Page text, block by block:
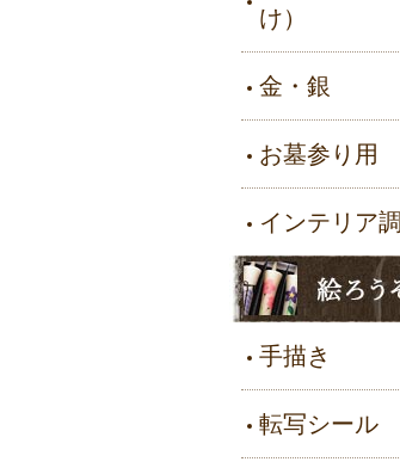
け）
金・銀
お墓参り用
インテリア調
手描き
転写シール